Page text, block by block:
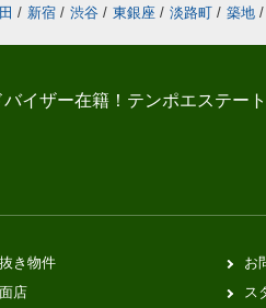
/ 新宿 / 渋谷 / 東銀座 / 淡路町 / 築地 /
イザー在籍！テンポエステート
き物件
店
お
ス